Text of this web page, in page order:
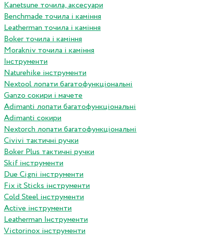
Kanetsune точила, аксесуари
Benchmade точила і каміння
Leatherman точила і каміння
Boker точила і каміння
Morakniv точила і каміння
Інструменти
Naturehike інструменти
Nextool лопати багатофункціональні
Ganzo сокири і мачете
Adimanti лопати багатофункціональні
Adimanti сокири
Nextorch лопати багатофункціональні
Сivivi тактичні ручки
Boker Plus тактичні ручки
Skif інструменти
Due Cigni інструменти
Fix it Sticks інструменти
Сold Steel інструменти
Active інструменти
Leatherman Інструменти
Victorinox інструменти